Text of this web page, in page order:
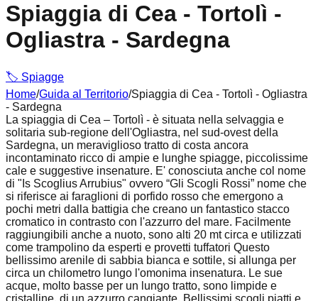
Spiaggia di Cea - Tortolì -
Ogliastra - Sardegna
🏷️ Spiagge
Home/Guida al Territorio/Spiaggia di Cea - Tortolì - Ogliastra
- Sardegna
La spiaggia di Cea – Tortolì - è situata nella selvaggia e
solitaria sub-regione dell'Ogliastra, nel sud-ovest della
Sardegna, un meraviglioso tratto di costa ancora
incontaminato ricco di ampie e lunghe spiagge, piccolissime
cale e suggestive insenature. E' conosciuta anche col nome
di "Is Scoglius Arrubius" ovvero “Gli Scogli Rossi” nome che
si riferisce ai faraglioni di porfido rosso che emergono a
pochi metri dalla battigia che creano un fantastico stacco
cromatico in contrasto con l'azzurro del mare. Facilmente
raggiungibili anche a nuoto, sono alti 20 mt circa e utilizzati
come trampolino da esperti e provetti tuffatori Questo
bellissimo arenile di sabbia bianca e sottile, si allunga per
circa un chilometro lungo l'omonima insenatura. Le sue
acque, molto basse per un lungo tratto, sono limpide e
cristalline, di un azzurro cangiante. Bellissimi scogli piatti e